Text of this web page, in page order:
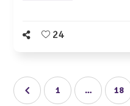
24
1 … 18